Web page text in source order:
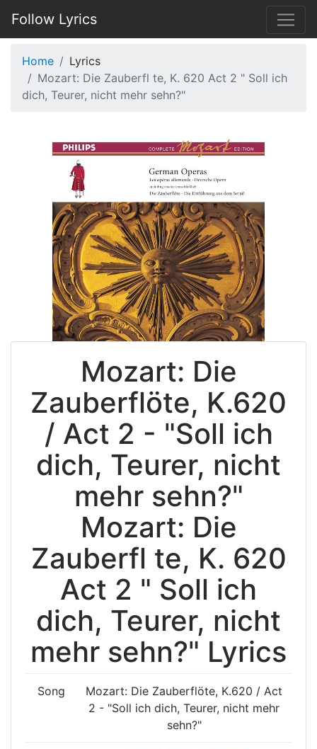
Follow Lyrics
Home
Lyrics
Mozart: Die Zauberfl te, K. 620 Act 2 " Soll ich
dich, Teurer, nicht mehr sehn?"
Mozart: Die
Zauberflöte, K.620
/ Act 2 - "Soll ich
dich, Teurer, nicht
mehr sehn?"
Mozart: Die
Zauberfl te, K. 620
Act 2 " Soll ich
dich, Teurer, nicht
mehr sehn?" Lyrics
Song
Mozart: Die Zauberflöte, K.620 / Act
2 - "Soll ich dich, Teurer, nicht mehr
sehn?"